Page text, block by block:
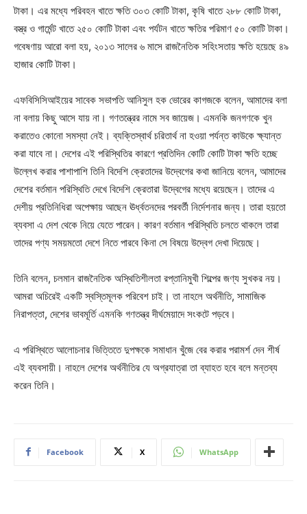
টাকা। এর মধ্যে পরিবহন খাতে ক্ষতি ৩০৩ কোটি টাকা, কৃষি খাতে ২৮৮ কোটি টাকা,
বস্ত্র ও গার্মেন্ট খাতে ২৫০ কোটি টাকা এবং পর্যটন খাতে ক্ষতির পরিমাণ ৫০ কোটি টাকা।
গবেষণায় আরো বলা হয়, ২০১৩ সালের ৬ মাসে রাজনৈতিক সহিংসতায় ক্ষতি হয়েছে ৪৯
হাজার কোটি টাকা।
এফবিসিসিআইয়ের সাবেক সভাপতি আনিসুল হক ভোরের কাগজকে বলেন, আমাদের বলা
না বলায় কিছু আসে যায় না। গণতন্ত্রের নামে সব জায়েজ। এমনকি জনগণকে খুন
করাতেও কোনো সমস্যা নেই। ব্যক্তিস্বার্থ চরিতার্থ না হওয়া পর্যন্ত কাউকে ক্ষ্যান্ত
করা যাবে না। দেশের এই পরিস্থিতির কারণে প্রতিদিন কোটি কোটি টাকা ক্ষতি হচ্ছে
উল্লেখ করার পাশাপাশি তিনি বিদেশি ক্রেতাদের উদ্বেগের কথা জানিয়ে বলেন, আমাদের
দেশের বর্তমান পরিস্থিতি দেখে বিদেশি ক্রেতারা উদ্বেগের মধ্যে রয়েছেন। তাদের এ
দেশীয় প্রতিনিধিরা অপেক্ষায় আছেন ঊর্ধ্বতনদের পরবর্তী নির্দেশনার জন্য। তারা হয়তো
ব্যবসা এ দেশ থেকে নিয়ে যেতে পারেন। কারণ বর্তমান পরিস্থিতি চলতে থাকলে তারা
তাদের পণ্য সময়মতো দেশে নিতে পারবে কিনা সে বিষয়ে উদ্বেগ দেখা দিয়েছে।
তিনি বলেন, চলমান রাজনৈতিক অস্থিতিশীলতা রপ্তানিমুখী শিল্পের জণ্য সুখকর নয়।
আমরা অচিরেই একটি স্বস্তিমূলক পরিবেশ চাই। তা নাহলে অর্থনীতি, সামাজিক
নিরাপত্তা, দেশের ভাবমূর্তি এমনকি গণতন্ত্র দীর্ঘমেয়াদে সংকটে পড়বে।
এ পরিস্থিতে আলোচনার ভিত্তিতে দুপক্ষকে সমাধান খুঁজে বের করার পরামর্শ দেন শীর্ষ
এই ব্যবসায়ী। নাহলে দেশের অর্থনীতির যে অগ্রযাত্রা তা ব্যাহত হবে বলে মন্তব্য
করেন তিনি।
Facebook X WhatsApp